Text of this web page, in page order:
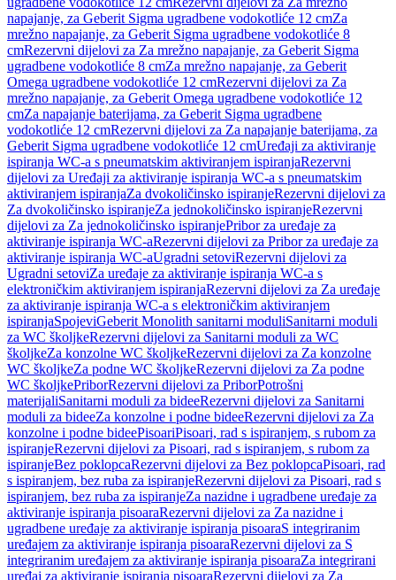
napajanje, za Geberit Sigma ugradbene vodokotliće 12 cmZa
mrežno napajanje, za Geberit Sigma ugradbene vodokotliće 8
cmRezervni dijelovi za Za mrežno napajanje, za Geberit Sigma
ugradbene vodokotliće 8 cmZa mrežno napajanje, za Geberit
Omega ugradbene vodokotliće 12 cmRezervni dijelovi za Za
mrežno napajanje, za Geberit Omega ugradbene vodokotliće 12
cmZa napajanje baterijama, za Geberit Sigma ugradbene
vodokotliće 12 cmRezervni dijelovi za Za napajanje baterijama, za
Geberit Sigma ugradbene vodokotliće 12 cmUređaji za aktiviranje
ispiranja WC-a s pneumatskim aktiviranjem ispiranjaRezervni
dijelovi za Uređaji za aktiviranje ispiranja WC-a s pneumatskim
aktiviranjem ispiranjaZa dvokoličinsko ispiranjeRezervni dijelovi za
Za dvokoličinsko ispiranjeZa jednokoličinsko ispiranjeRezervni
dijelovi za Za jednokoličinsko ispiranjePribor za uređaje za
aktiviranje ispiranja WC-aRezervni dijelovi za Pribor za uređaje za
aktiviranje ispiranja WC-aUgradni setoviRezervni dijelovi za
Ugradni setoviZa uređaje za aktiviranje ispiranja WC-a s
elektroničkim aktiviranjem ispiranjaRezervni dijelovi za Za uređaje
za aktiviranje ispiranja WC-a s elektroničkim aktiviranjem
ispiranjaSpojeviGeberit Monolith sanitarni moduliSanitarni moduli
za WC školjkeRezervni dijelovi za Sanitarni moduli za WC
školjkeZa konzolne WC školjkeRezervni dijelovi za Za konzolne
WC školjkeZa podne WC školjkeRezervni dijelovi za Za podne
WC školjkePriborRezervni dijelovi za PriborPotrošni
materijaliSanitarni moduli za bideeRezervni dijelovi za Sanitarni
moduli za bideeZa konzolne i podne bideeRezervni dijelovi za Za
konzolne i podne bideePisoariPisoari, rad s ispiranjem, s rubom za
ispiranjeRezervni dijelovi za Pisoari, rad s ispiranjem, s rubom za
ispiranjeBez poklopcaRezervni dijelovi za Bez poklopcaPisoari, rad
s ispiranjem, bez ruba za ispiranjeRezervni dijelovi za Pisoari, rad s
ispiranjem, bez ruba za ispiranjeZa nazidne i ugradbene uređaje za
aktiviranje ispiranja pisoaraRezervni dijelovi za Za nazidne i
ugradbene uređaje za aktiviranje ispiranja pisoaraS integriranim
uređajem za aktiviranje ispiranja pisoaraRezervni dijelovi za S
integriranim uređajem za aktiviranje ispiranja pisoaraZa integrirani
uređaj za aktiviranje ispiranja pisoaraRezervni dijelovi za Za